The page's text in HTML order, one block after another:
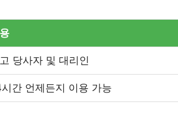
당사자 및 대리인
간 언제든지 이용 가능